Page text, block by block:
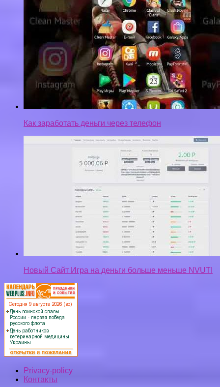
Как заработать деньги через телефон
Новый Сайт Игра на деньги больше меньше NVUTI
Privacy-policy
Контакты